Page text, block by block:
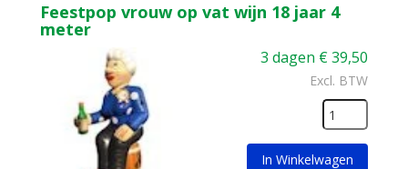
Feestpop vrouw op vat wijn 18 jaar 4
meter
3 dagen €39,50
Excl. BTW
In Winkelwagen